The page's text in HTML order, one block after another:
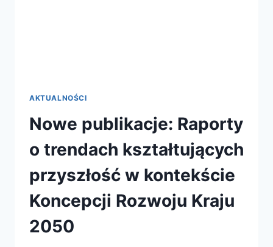
AKTUALNOŚCI
Nowe publikacje: Raporty
o trendach kształtujących
przyszłość w kontekście
Koncepcji Rozwoju Kraju
2050